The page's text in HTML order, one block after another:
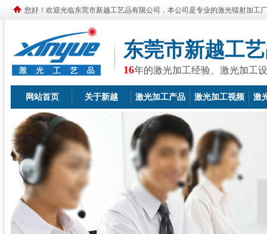
您好！欢迎光临东莞市新越工艺品有限公司，本公司是专业的激光镭射加工
东莞市新越工
16年的激光加工经验、激光加工
网站首页 关于新越 激光加工产品 激光加工视频 激